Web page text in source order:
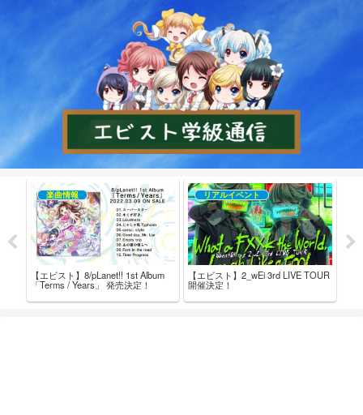
楽曲情報
【エビスト】8/pLanet!! 1st Album
「Terms / Years」 発売決定！
リアルイベント
【エビスト】2_wEi 3rd LIVE TOUR
開催決定！